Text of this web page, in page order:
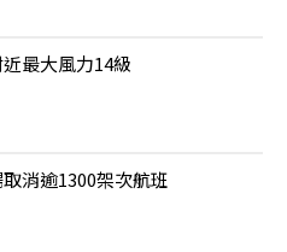
最大風力14級
消逾1300架次航班